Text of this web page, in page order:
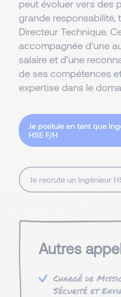
peut évoluer vers des
grande responsabilité,
Directeur Technique.
accompagnée d'une
salaire et d'une
de ses compétences
expertise dans le
Je postule en tant que
HSE F/H
Je recrute un Ingénieur
Autres
Chargé de
Sécurité et